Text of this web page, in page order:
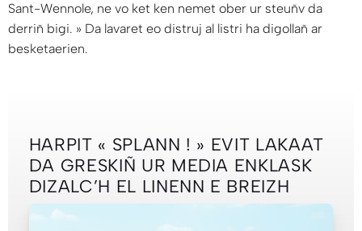
Sant-Wennole, ne vo ket ken nemet ober ur steuñv da
derriñ bigi. » Da lavaret eo distruj al listri ha digollañ ar
besketaerien.
HARPIT « SPLANN ! » EVIT LAKAAT
DA GRESKIÑ UR MEDIA ENKLASK
DIZALC’H EL LINENN E BREIZH